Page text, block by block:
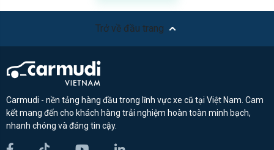
Trở về đầu trang
Carmudi - nền tảng hàng đầu trong lĩnh vực xe cũ tại Việt Nam. Cam
kết mang đến cho khách hàng trải nghiệm hoàn toàn minh bạch,
nhanh chóng và đáng tin cậy.